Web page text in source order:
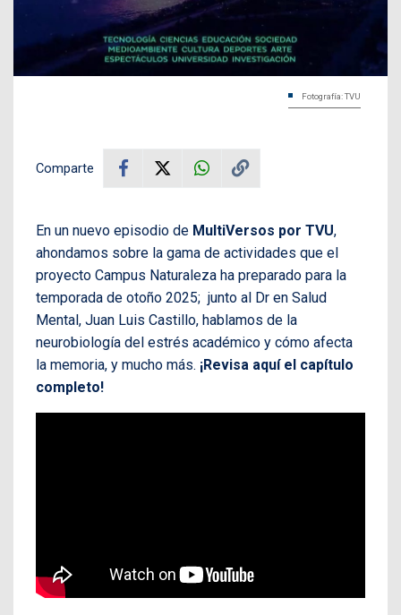
Fotografía: TVU
Comparte
En un nuevo episodio de MultiVersos por TVU,
ahondamos sobre la gama de actividades que el
proyecto Campus Naturaleza ha preparado para la
temporada de otoño 2025; junto al Dr en Salud
Mental, Juan Luis Castillo, hablamos de la
neurobiología del estrés académico y cómo afecta
la memoria, y mucho más. ¡Revisa aquí el capítulo
completo!